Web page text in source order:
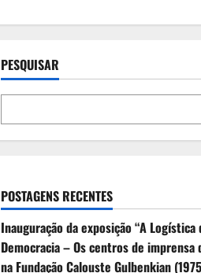
PESQUISAR
POSTAGENS RECENTES
Inauguração da exposição “A Logística
Democracia – Os centros de imprensa
na Fundação Calouste Gulbenkian